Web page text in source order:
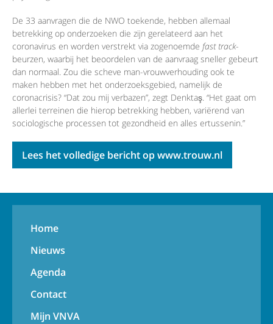
De 33 aanvragen die de NWO toekende, hebben allemaal
betrekking op onderzoeken die zijn gerelateerd aan het
coronavirus en worden verstrekt via zogenoemde fast track-
beurzen, waarbij het beoordelen van de aanvraag sneller gebeurt
dan normaal. Zou die scheve man-vrouwverhouding ook te
maken hebben met het onderzoeksgebied, namelijk de
coronacrisis? “Dat zou mij verbazen”, zegt Denktaş. “Het gaat om
allerlei terreinen die hierop betrekking hebben, variërend van
sociologische processen tot gezondheid en alles ertussenin.”
Lees het volledige bericht op www.trouw.nl
Home
Nieuws
Agenda
Contact
Mijn VNVA